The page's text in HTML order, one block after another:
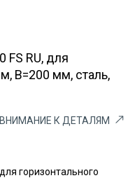
FS RU, для
B=200 мм, сталь,
ВНИМАНИЕ К ДЕТАЛЯМ
горизонтального